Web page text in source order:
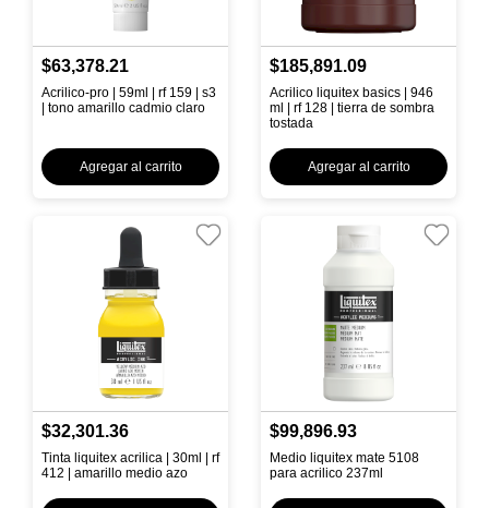
$63,378.21
Acrilico-pro | 59ml | rf 159 | s3
| tono amarillo cadmio claro
Agregar al carrito
$185,891.09
Acrilico liquitex basics | 946
ml | rf 128 | tierra de sombra
tostada
Agregar al carrito
$32,301.36
Tinta liquitex acrilica | 30ml | rf
412 | amarillo medio azo
$99,896.93
Medio liquitex mate 5108
para acrilico 237ml